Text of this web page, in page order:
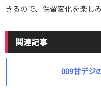
きるので、保留変化を楽し
関連記事
009甘デジ